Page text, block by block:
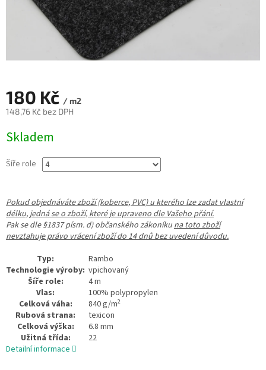
180 Kč / m2
148,76 Kč bez DPH
cena:
Skladem
Šíře role
Pokud objednáváte zboží (koberce, PVC) u kterého lze zadat vlastní
délku, jedná se o zboží, které je upraveno dle Vašeho přání.
Pak se dle §1837 písm. d) občanského zákoníku na toto zboží
nevztahuje právo vrácení zboží do 14 dnů bez uvedení důvodu.
Typ:
Rambo
Technologie výroby: vpichovaný
Šíře role:
4 m
Vlas:
100% polypropylen
Celková váha:
840 g/m2
Rubová strana:
texicon
Celková výška:
6.8 mm
Užitná třída:
22
Detailní informace